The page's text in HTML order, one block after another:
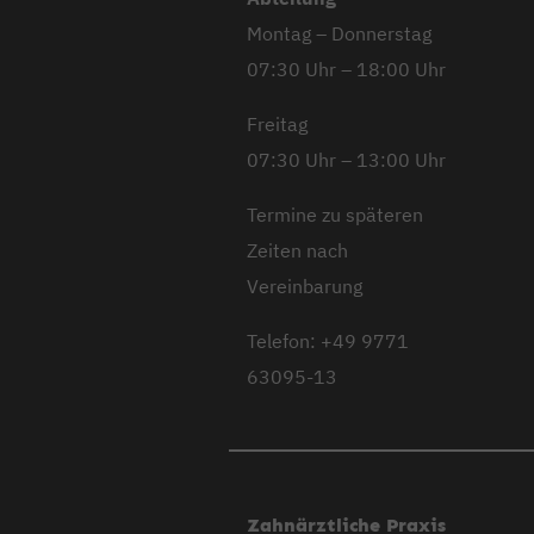
Montag – Donnerstag
07:30 Uhr – 18:00 Uhr
Freitag
07:30 Uhr – 13:00 Uhr
Termine zu späteren
Zeiten nach
Vereinbarung
Telefon: +49 9771
63095-13
Zahnärztliche Praxis